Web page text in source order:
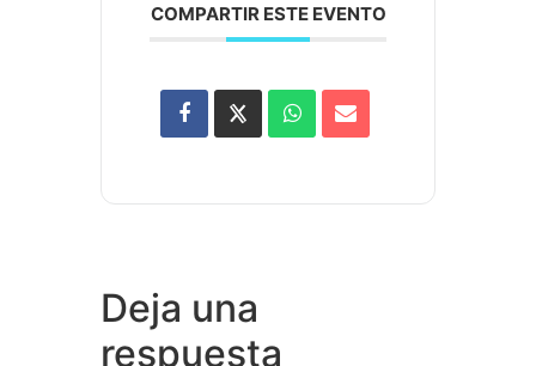
COMPARTIR ESTE EVENTO
Deja una
respuesta